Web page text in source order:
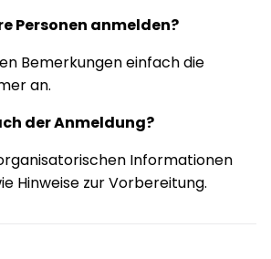
Personen anmelden?
Bemerkungen einfach die
an.
der Anmeldung?
Informationen
Hinweise zur Vorbereitung.